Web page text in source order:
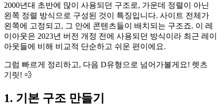
2000년대 초반에 많이 사용되던 구조로, 가운데 정렬이 아닌
왼쪽 정렬 방식으로 구성된 것이 특징입니다. 사이트 전체가
왼쪽에 고정되고, 그 안에 콘텐츠들이 배치되는 구조죠. 이 레
이아웃은 2023년 버전 개정 전에 사용되던 방식이라 최근 레이
아웃들에 비해 비교적 단순하고 쉬운 편이에요.
그럼 빠르게 정리하고, 다음 D유형으로 넘어가볼게요! 렛츠
기릿! 💨
1. 기본 구조 만들기